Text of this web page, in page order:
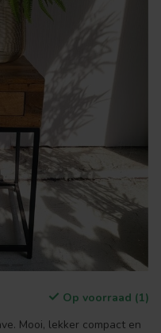
Op voorraad (1)
Mooi, lekker compact en